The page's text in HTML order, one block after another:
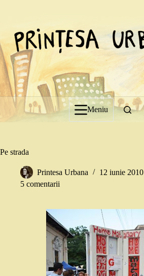
Meniu
Pe strada
Printesa Urbana 12 iunie 2010
5 comentarii